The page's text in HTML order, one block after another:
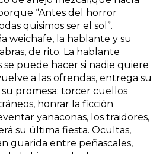
“Antes del horror
quisimos ser el sol”.
weichafe, la hablante y su
de rito. La hablante
puede hacer si nadie quiere
a las ofrendas, entrega su
promesa: torcer cuellos
honrar la ficción
yanaconas, los traidores,
su última fiesta. Ocultas,
guarida entre peñascales,